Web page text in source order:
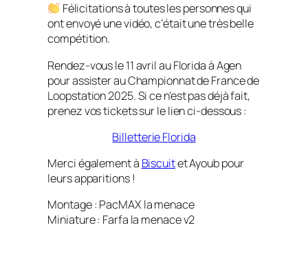
Félicitations à toutes les personnes qui
ont envoyé une vidéo, c’était une très belle
compétition.
Rendez-vous le 11 avril au Florida à Agen
pour assister au Championnat de France de
Loopstation 2025. Si ce n’est pas déjà fait,
prenez vos tickets sur le lien ci-dessous :
Billetterie Florida
Merci également à Biscuitet Ayoub pour
leurs apparitions !
Montage : PacMAX la menace
Miniature : Farfa la menace v2